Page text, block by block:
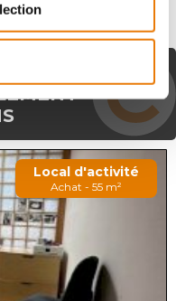
CETTE
Local d'activité
Achat - 55 m²